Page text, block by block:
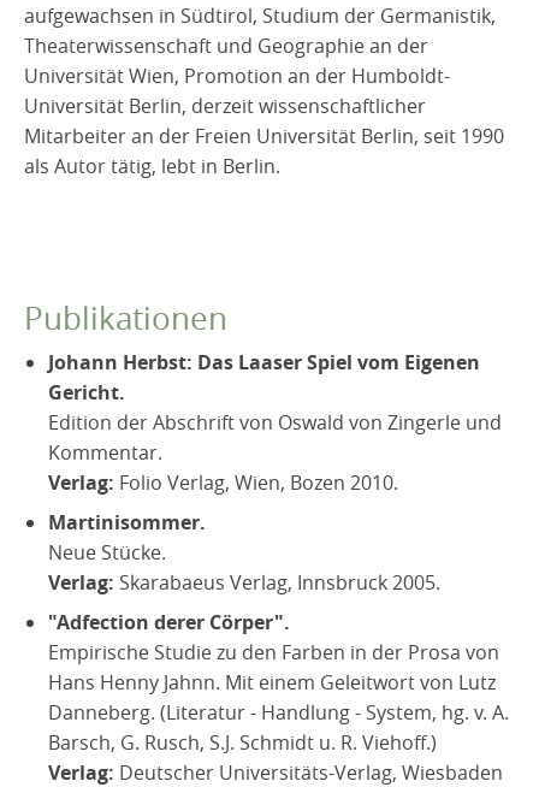
aufgewachsen in Südtirol, Studium der Germanistik,
Theaterwissenschaft und Geographie an der
Universität Wien, Promotion an der Humboldt-
Universität Berlin, derzeit wissenschaftlicher
Mitarbeiter an der Freien Universität Berlin, seit 1990
als Autor tätig, lebt in Berlin.
Publikationen
Johann Herbst: Das Laaser Spiel vom Eigenen
Gericht.
Edition der Abschrift von Oswald von Zingerle und
Kommentar.
Verlag: Folio Verlag, Wien, Bozen 2010.
Martinisommer.
Neue Stücke.
Verlag: Skarabaeus Verlag, Innsbruck 2005.
"Adfection derer Cörper".
Empirische Studie zu den Farben in der Prosa von
Hans Henny Jahnn. Mit einem Geleitwort von Lutz
Danneberg. (Literatur - Handlung - System, hg. v. A.
Barsch, G. Rusch, S.J. Schmidt u. R. Viehoff.)
Verlag: Deutscher Universitäts-Verlag, Wiesbaden